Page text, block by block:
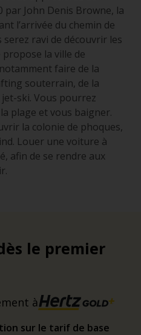
par John Denis Browne, la
l’arrivée du chemin de
serez ravi de découvrir les
la ville de
faire de la
souterrain, de la
ski. Vous pourrez
plage et vous baigner.
la colonie de phoques,
Louer une voiture à
afin de se rendre aux
le premier
à
sur le tarif de base